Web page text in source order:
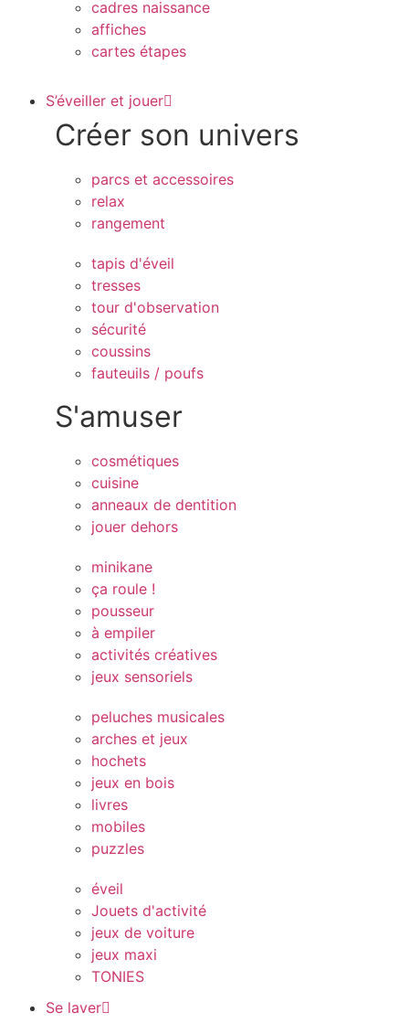
cadres naissance
affiches
cartes étapes
S’éveiller et jouer
Créer son univers
parcs et accessoires
relax
rangement
tapis d'éveil
tresses
tour d'observation
sécurité
coussins
fauteuils / poufs
S'amuser
cosmétiques
cuisine
anneaux de dentition
jouer dehors
minikane
ça roule !
pousseur
à empiler
activités créatives
jeux sensoriels
peluches musicales
arches et jeux
hochets
jeux en bois
livres
mobiles
puzzles
éveil
Jouets d'activité
jeux de voiture
jeux maxi
TONIES
Se laver